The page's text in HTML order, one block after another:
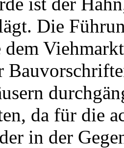
Die
da für die
in der